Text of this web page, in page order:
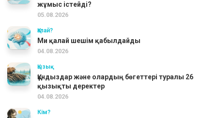
жұмыс істейді?
05.08.2026
Қалай?
Ми қалай шешім қабылдайды
04.08.2026
Қызық
Құндыздар және олардың бөгеттері туралы 26
қызықты деректер
04.08.2026
Кім?